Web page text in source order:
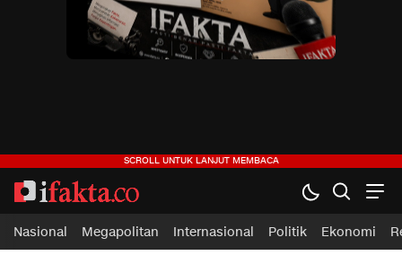
ifakta.co
#pastibenar
Nasional Megapolitan Internasional Politik Ekonomi